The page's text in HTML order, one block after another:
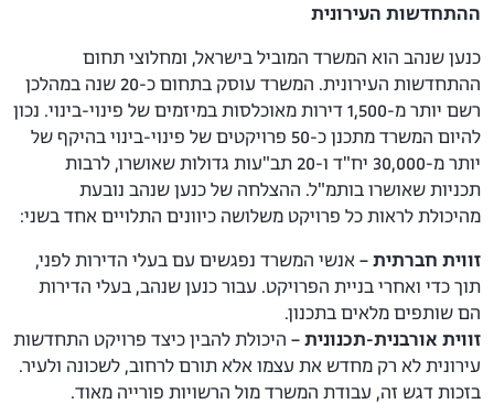
ההתחדשות העירונית
כנען שנהב הוא המשרד המוביל בישראל, ומחלוצי תחום
ההתחדשות העירונית. המשרד עוסק בתחום כ-20 שנה במהלכן
רשם יותר מ-1,500 דירות מאוכלסות במיזמים של פינוי-בינוי. נכון
להיום המשרד מתכנן כ-50 פרויקטים של פינוי-בינוי בהיקף של
יותר מ-30,000 יח"ד ו-20 תב"עות גדולות שאושרו, לרבות
תכניות שאושרו בותמ"ל. ההצלחה של כנען שנהב נובעת
מהיכולת לראות כל פרויקט משלושה כיוונים התלויים אחד בשני:
זווית חברתית – אנשי המשרד נפגשים עם בעלי הדירות לפני,
תוך כדי ואחרי בניית הפרויקט. עבור כנען שנהב, בעלי הדירות
הם שותפים מלאים בתכנון.
זווית אורבנית-תכנונית – היכולת להבין כיצד פרויקט התחדשות
עירונית לא רק מחדש את עצמו אלא תורם לרחוב, לשכונה ולעיר.
בזכות דגש זה, עבודת המשרד מול הרשויות פורייה מאוד.